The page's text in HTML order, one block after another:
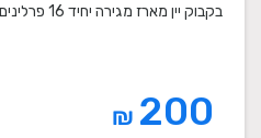
בקבוק יין מארז מגירה יחיד 16 פרלינים ...
₪